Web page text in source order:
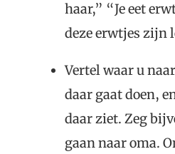
haar,” “Je eet
deze erwtjes zijn
Vertel waar u
daar gaat doen,
daar ziet. Zeg
gaan naar oma.